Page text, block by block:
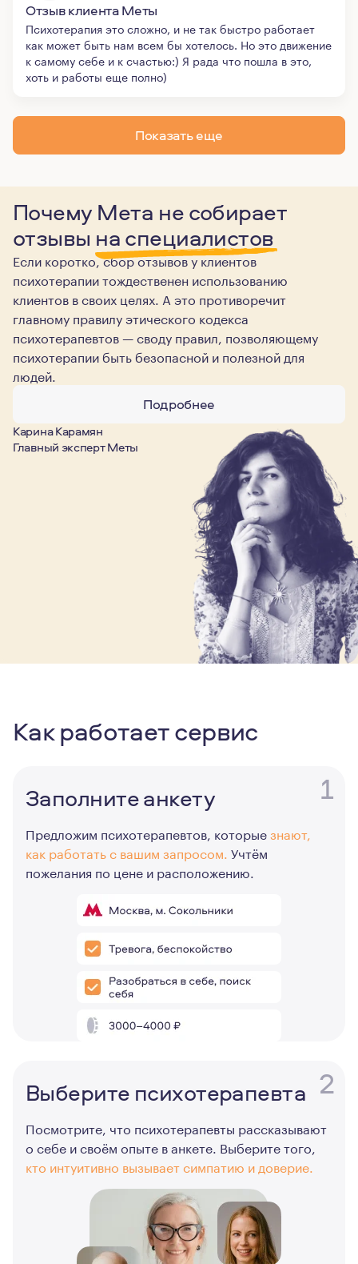
Отзыв клиента Меты
Психотерапия это сложно, и не так быстро работает
как может быть нам всем бы хотелось. Но это движение
к самому себе и к счастью:) Я рада что пошла в это,
хоть и работы еще полно)
Показать еще
Почему Мета не собирает
отзывы на специалистов
Если коротко, сбор отзывов у клиентов
психотерапии тождественен использованию
клиентов в своих целях. А это противоречит
главному правилу этического кодекса
психотерапевтов — своду правил, позволяющему
психотерапии быть безопасной и полезной для
людей.
Подробнее
Карина Карамян
Главный эксперт Меты
Как работает сервис
1
Заполните анкету
Предложим психотерапевтов, которыезнают,
как работать с вашим запросом. Учтём
пожелания по цене и расположению.
2
Выберите психотерапевта
Посмотрите, что психотерапевты рассказывают
о себе и своём опыте в анкете. Выберите того,
кто интуитивно вызывает симпатию и доверие.